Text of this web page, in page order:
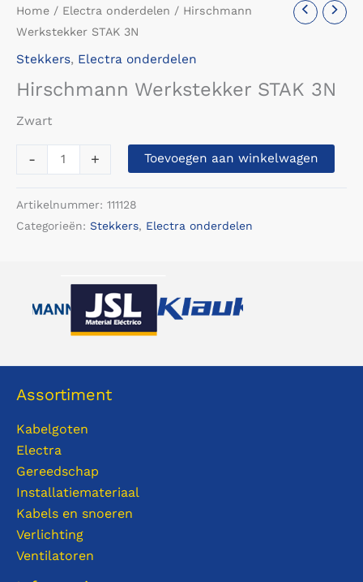
Home / Electra onderdelen / Hirschmann
Werkstekker STAK 3N
Stekkers, Electra onderdelen
Hirschmann Werkstekker STAK 3N
Zwart
-
Hirschmann
Werkstekker
+ Toevoegen aan winkelwagen
Artikelnummer: 111128
Categorieën: Stekkers, Electra onderdelen
Assortiment
Kabelgoten
Electra
Gereedschap
Installatiemateriaal
Kabels en snoeren
Verlichting
Ventilatoren